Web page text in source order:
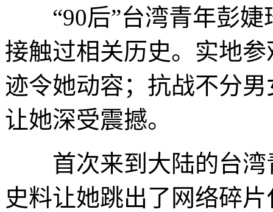
“90后”台湾青年彭婕
接触过相关历史。实地
迹令她动容；抗战不分
让她深受震撼。
首次来到大陆的台湾
史料让她跳出了网络碎